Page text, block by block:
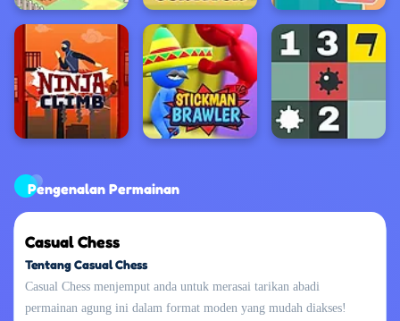
Pengenalan Permainan
Casual Chess
Tentang Casual Chess
Casual Chess menjemput anda untuk merasai tarikan abadi
permainan agung ini dalam format moden yang mudah diakses!